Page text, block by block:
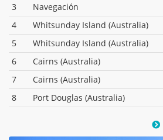
3
Navegación
4
Whitsunday Island (Australia)
5
Whitsunday Island (Australia)
6
Cairns (Australia)
7
Cairns (Australia)
8
Port Douglas (Australia)